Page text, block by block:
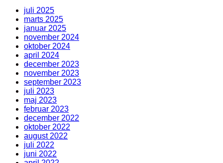
juli 2025
marts 2025
januar 2025
november 2024
oktober 2024
april 2024
december 2023
november 2023
september 2023
juli 2023
maj 2023
februar 2023
december 2022
oktober 2022
august 2022
juli 2022
juni 2022